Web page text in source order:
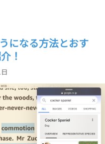
になる方法とおす
！